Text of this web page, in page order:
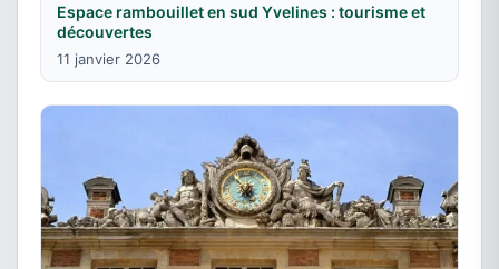
Espace rambouillet en sud Yvelines : tourisme et
découvertes
11 janvier 2026